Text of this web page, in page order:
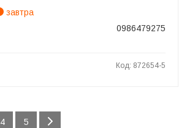
завтра
0986479275
Код: 872654-5
4 5